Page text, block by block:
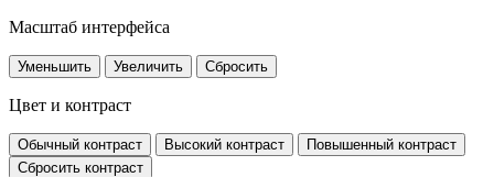
Масштаб интерфейса
Уменьшить Увеличить Сбросить
Цвет и контраст
Обычный контраст Высокий контраст
Повышенный контраст
Сбросить контраст